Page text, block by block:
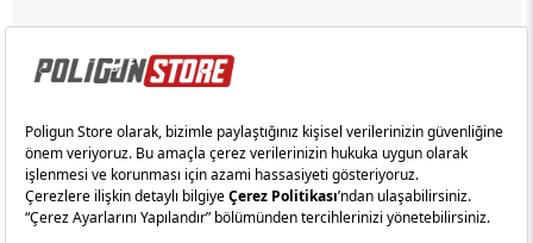
18 yaşından küçük olduğunuz halde siteye girerseniz ve mesafeli satış
sözleşmesinde yer alan hükümlere ters düşerseniz, yaşla ilgili
kısıtlamalardan dolayı oluşabilecek herhangi bir durumda doğacak yasal
sorumluluk ve yükümlülükler tamamen tarafınıza ait olacak ve cezai
Yasa gereği 18 yaşından küçük olanların sitemizi görüntülemesi ve
alışveriş yapmaları yasaktır. Konuyla ilgili olarak site kullanım
sözleşmemimizi okuyabilirsiniz.